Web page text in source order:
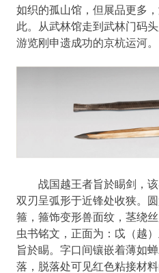
如织的孤山馆，但展品更多
此。从武林馆走到武林门码
游览刚申遗成功的京杭运河。
战国越王者旨於睗剑，
双刃呈弧形于近锋处收狭。
箍，箍饰变形兽面纹，茎绕
虫书铭文，正面为：戉（越
旨於睗。字口间镶嵌着薄如
落，脱落处可见红色粘接材